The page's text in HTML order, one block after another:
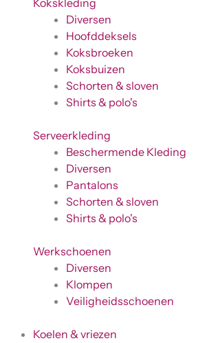
Kokskleding
Diversen
Hoofddeksels
Koksbroeken
Koksbuizen
Schorten & sloven
Shirts & polo's
Serveerkleding
Beschermende Kleding
Diversen
Pantalons
Schorten & sloven
Shirts & polo's
Werkschoenen
Diversen
Klompen
Veiligheidsschoenen
Koelen & vriezen